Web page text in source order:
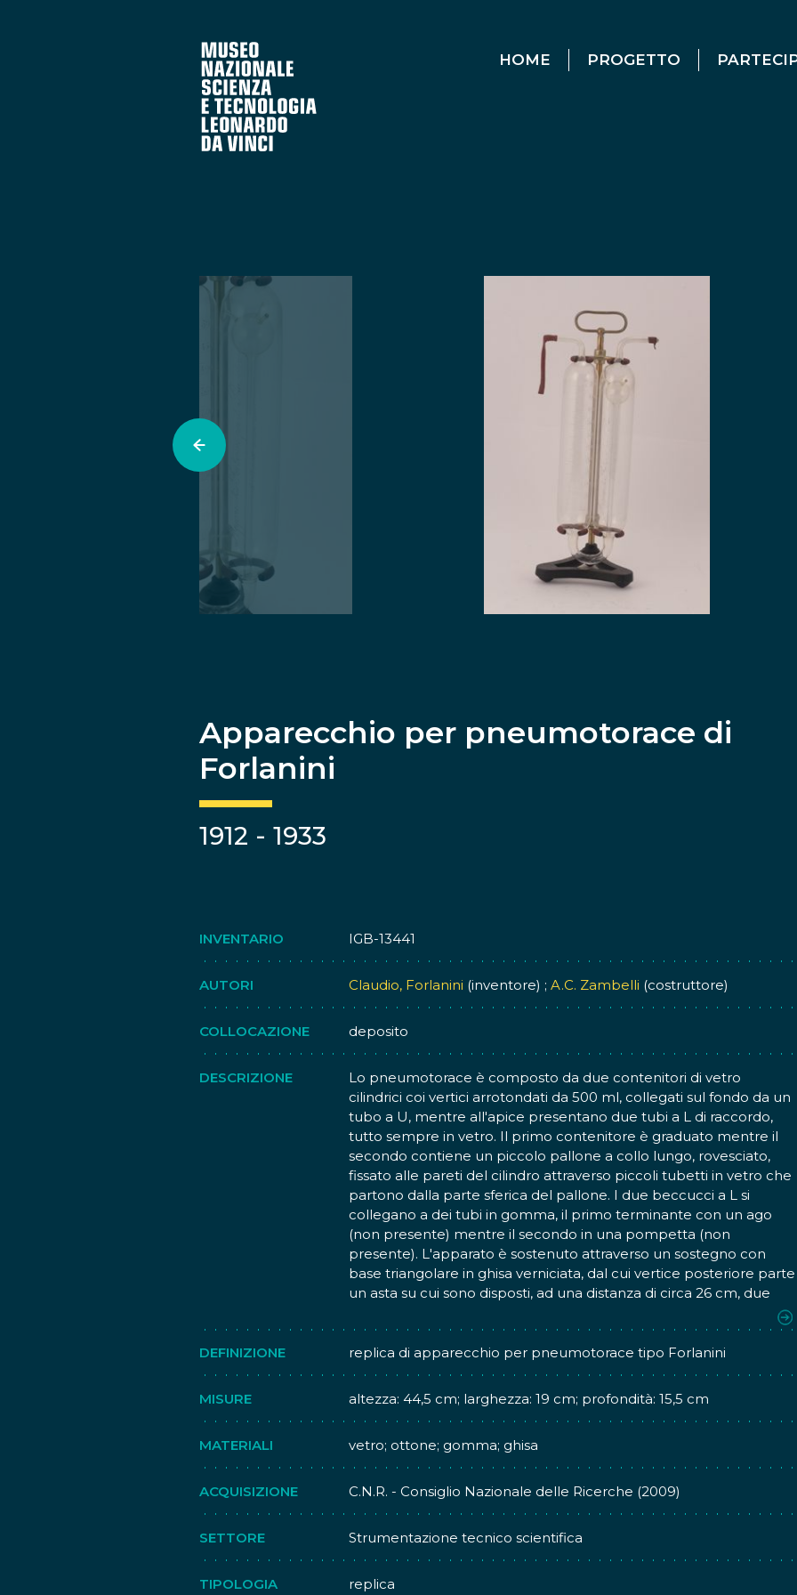
HOME PROGETTO
Apparecchio per pneumotorace di
Forlanini
1912 - 1933
INVENTARIO IGB-13441
AUTORI Claudio, Forlanini (inventore) ; A.C. Zambelli (costruttore)
COLLOCAZIONE deposito
DESCRIZIONE
Lo pneumotorace è composto da due contenitori di vetro
cilindrici coi vertici arrotondati da 500 ml, collegati sul fondo da un
tubo a U, mentre all'apice presentano due tubi a L di raccordo,
tutto sempre in vetro. Il primo contenitore è graduato mentre il
secondo contiene un piccolo pallone a collo lungo, rovesciato,
fissato alle pareti del cilindro attraverso piccoli tubetti in vetro che
partono dalla parte sferica del pallone. I due beccucci a L si
collegano a dei tubi in gomma, il primo terminante con un ago
(non presente) mentre il secondo in una pompetta (non
presente). L'apparato è sostenuto attraverso un sostegno con
base triangolare in ghisa verniciata, dal cui vertice posteriore parte
un asta su cui sono disposti, ad una distanza di circa 26 cm, due
Replica di un apparato per pneumotorace Forlanini. Questa copia
fu fatta realizzare dal CNR in occasione dell'Esposizione Universale
di Chicago del 1933, "A Century of Progress", che intendeva
celebrare il progresso scientifico e tecnologico.
ricerca sulle patologie polmonari, in particolare sulla tubercolosi e
sulla sua cura. Ideando una terapia basata sulla compressione e
immobilizzazione del polmone per mezzo di un pneumotorace
mettere a riposo, immobilizzare, il polmone malato per facilitarne
la guarigione, mediante introduzione nel cavo pleurico di gas inerti
(azoto o aria filtrata, in quantità variabile tra 300-500 cc.) con un
semplice ago, per poi gradualmente riespanderlo una volta
DEFINIZIONE replica di apparecchio per pneumotorace tipo Forlanini
MISURE altezza: 44,5 cm; larghezza: 19 cm; profondità: 15,5 cm
MATERIALI vetro; ottone; gomma; ghisa
ACQUISIZIONE C.N.R. - Consiglio Nazionale delle Ricerche (2009)
SETTORE Strumentazione tecnico scientifica
TIPOLOGIA replica